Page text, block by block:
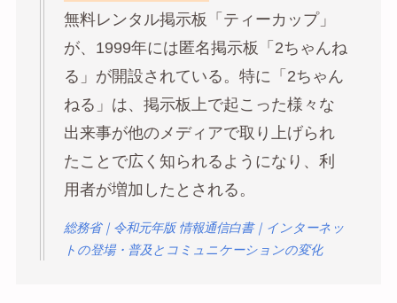
無料レンタル掲示板「ティーカップ」
が、1999年には匿名掲示板「2ちゃんね
る」が開設されている。特に「2ちゃん
ねる」は、掲示板上で起こった様々な
出来事が他のメディアで取り上げられ
たことで広く知られるようになり、利
用者が増加したとされる。
総務省｜令和元年版 情報通信白書｜インターネッ
トの登場・普及とコミュニケーションの変化